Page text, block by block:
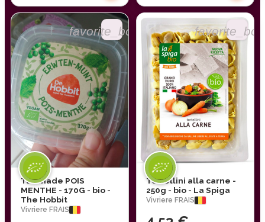
favorite_border
Tartinade POIS
MENTHE - 170G - bio -
The Hobbit
Vivriere FRAIS
Tortellini alla carne -
250g - bio - La Spiga
Vivriere FRAIS